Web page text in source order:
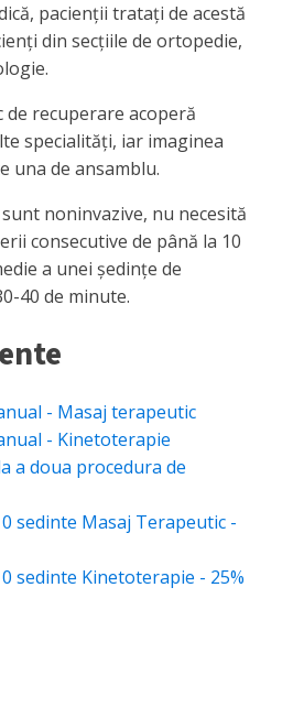
pacienţii trataţi de acestă
din secţiile de ortopedie,
de recuperare acoperă
specialităţi, iar imaginea
una de ansamblu.
noninvazive, nu necesită
consecutive de până la 10
a unei şedinţe de
40 de minute.
- Masaj terapeutic
- Kinetoterapie
a doua procedura de
sedinte Masaj Terapeutic -
sedinte Kinetoterapie - 25%